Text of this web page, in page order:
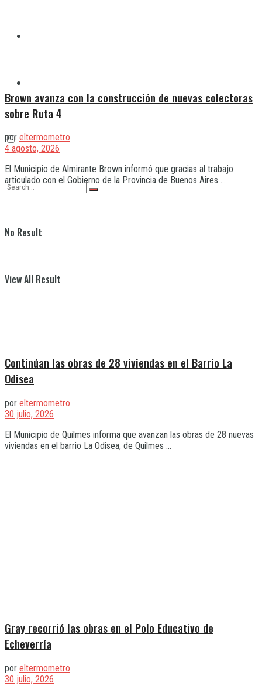
No Result
View All Result
Brown avanza con la construcción de nuevas colectoras
sobre Ruta 4
por eltermometro
4 agosto, 2026
El Municipio de Almirante Brown informó que gracias al trabajo
articulado con el Gobierno de la Provincia de Buenos Aires ...
Continúan las obras de 28 viviendas en el Barrio La
Odisea
por eltermometro
30 julio, 2026
El Municipio de Quilmes informa que avanzan las obras de 28 nuevas
viviendas en el barrio La Odisea, de Quilmes ...
Gray recorrió las obras en el Polo Educativo de
Echeverría
por eltermometro
30 julio, 2026